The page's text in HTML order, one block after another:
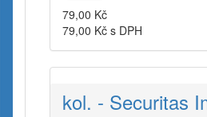
79,00 Kč
79,00 Kč s DPH
kol. - Securitas